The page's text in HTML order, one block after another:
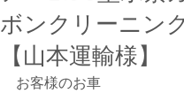
ボンクリーニン
【山本運輸様】
お客様のお車